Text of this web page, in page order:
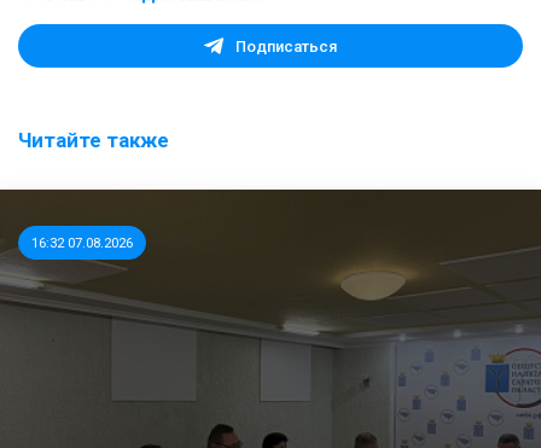
Подписаться
Читайте также
16:32 07.08.2026